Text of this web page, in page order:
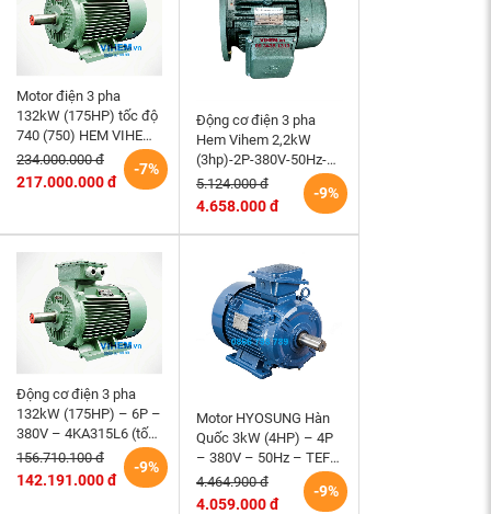
Motor điện 3 pha
132kW (175HP) tốc độ
740 (750) HEM VIHEM
(Việt Hung) điện cơ Hà
Nội
-7%
234.000.000 đ
217.000.000 đ
Động cơ điện 3 pha
Hem Vihem 2,2kW
(3hp)-2P-380V-50Hz-
3K100S2-B5- tốc độ
2860~3000 r/min (kiểu
-9%
5.124.000 đ
4.658.000 đ
Động cơ điện 3 pha
132kW (175HP) – 6P –
380V – 4KA315L6 (tốc
độ 990 ~1000RPM)
HEM VIHEM (Việt
Hung) điện cơ Hà Nội
-9%
156.710.100 đ
142.191.000 đ
Motor HYOSUNG Hàn
Quốc 3kW (4HP) – 4P
– 380V – 50Hz – TEFC
– 100L – B3 (tốc độ
1500 r/min)
-9%
4.464.900 đ
4.059.000 đ